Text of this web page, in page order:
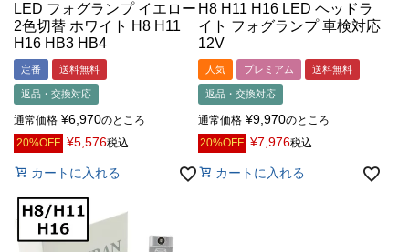
LED フォグランプ イエロー
2色切替 ホワイト H8 H11
H16 HB3 HB4
定番 送料無料
返品・交換対応
通常価格 ¥6,970のところ
20%OFF ¥5,576税込
カートに入れる
H8 H11 H16 LED ヘッドラ
イト フォグランプ 車検対応
12V
人気 プレミアム 送料無料
返品・交換対応
通常価格 ¥9,970のところ
20%OFF ¥7,976税込
カートに入れる